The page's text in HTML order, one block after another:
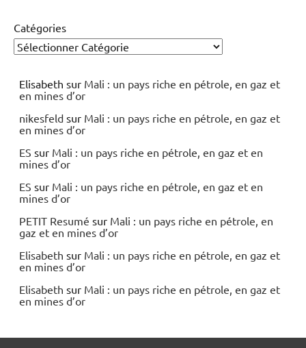
Catégories
Elisabeth sur Mali : un pays riche en pétrole, en gaz et
en mines d’or
nikesfeld sur Mali : un pays riche en pétrole, en gaz et
en mines d’or
ES sur Mali : un pays riche en pétrole, en gaz et en
mines d’or
ES sur Mali : un pays riche en pétrole, en gaz et en
mines d’or
PETIT Resumé sur Mali : un pays riche en pétrole, en
gaz et en mines d’or
Elisabeth sur Mali : un pays riche en pétrole, en gaz et
en mines d’or
Elisabeth sur Mali : un pays riche en pétrole, en gaz et
en mines d’or